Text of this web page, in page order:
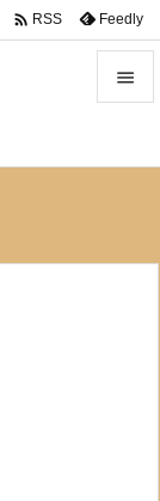

 RSS Feedly